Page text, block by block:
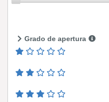
Grado de apertura